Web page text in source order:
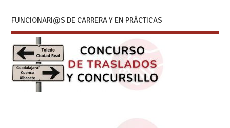
FUNCIONARI@S DE CARRERA Y EN PRÁCTICAS